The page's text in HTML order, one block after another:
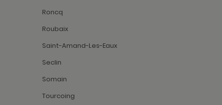
Roncq
Roubaix
Saint-Amand-Les-Eaux
Seclin
Somain
Tourcoing